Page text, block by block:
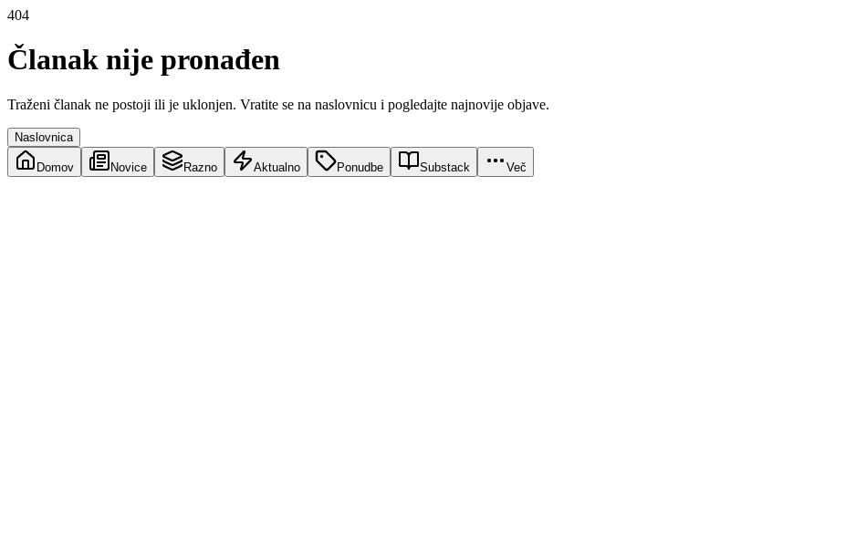
404
Članak nije pronađen
Traženi članak ne postoji ili je uklonjen. Vratite se na naslovnicu i pogledajte najnovije objave.
Naslovnica
Domov Novice Razno Aktualno Ponudbe Substack Več